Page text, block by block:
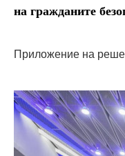
на гражданите
Приложение на